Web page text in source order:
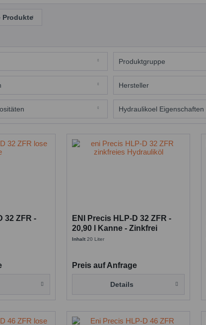
Produkte
Produktgruppe
Schmieröle
Hersteller
ENI
Hydraulikoel Eigenschaften
32 ZFR -
ENI Precis HLP-D 32 ZFR -
20,90 l Kanne - Zinkfrei
detergierendes Hydrauliköl
Inhalt 20 Liter
Preis auf Anfrage
Details